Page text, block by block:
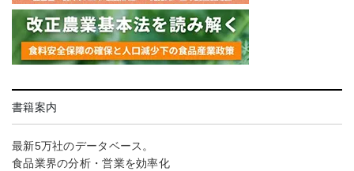
書籍案内
最新5万社のデータベース。
食品業界の分析・営業を効率化